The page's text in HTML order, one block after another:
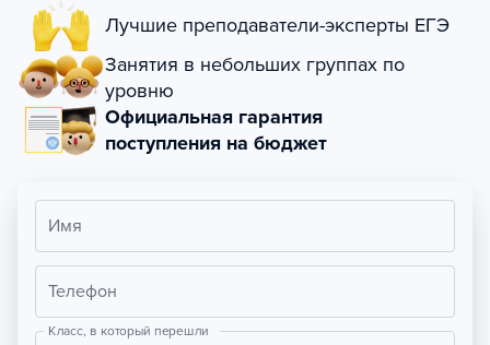
Лучшие преподаватели-эксперты ЕГЭ
Занятия в небольших группах по
уровню
Официальная гарантия
поступления на бюджет
Имя
Телефон
Класс, в который перешли